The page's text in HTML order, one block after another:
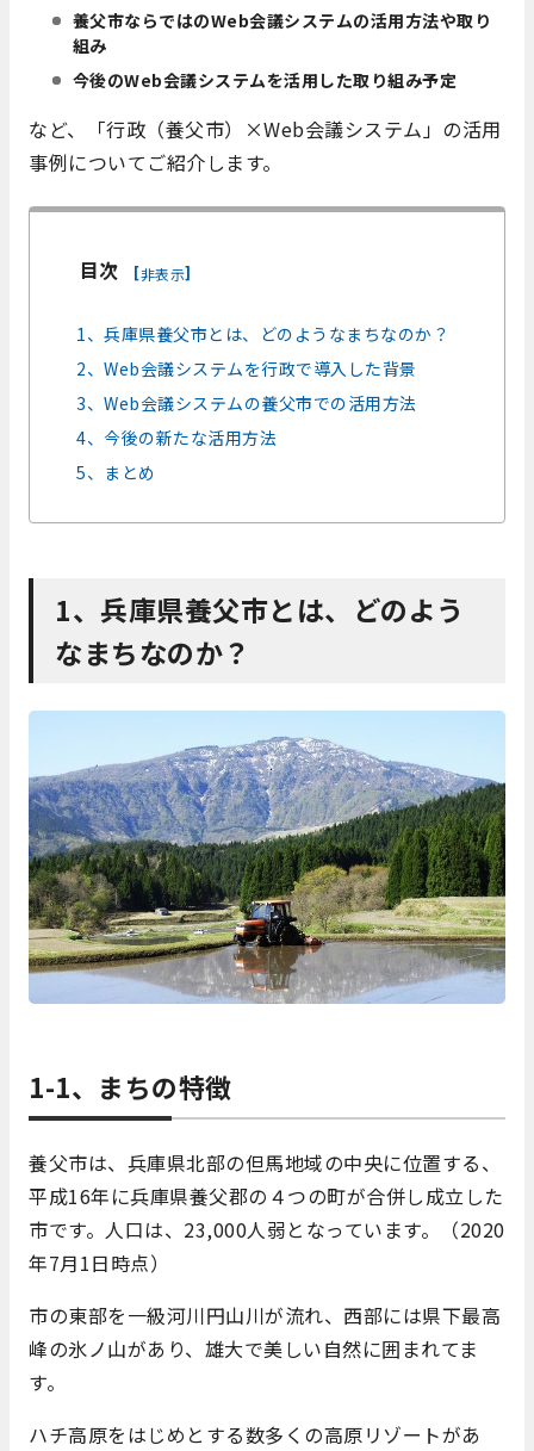
養父市ならではのWeb会議システムの活用方法や取り
組み
今後のWeb会議システムを活用した取り組み予定
など、「行政（養父市）×Web会議システム」の活用
事例についてご紹介します。
目次 [非表示]
1、兵庫県養父市とは、どのようなまちなのか？
2、Web会議システムを行政で導入した背景
3、Web会議システムの養父市での活用方法
4、今後の新たな活用方法
5、まとめ
1、兵庫県養父市とは、どのよう
なまちなのか？
1-1、まちの特徴
養父市は、兵庫県北部の但馬地域の中央に位置する、
平成16年に兵庫県養父郡の４つの町が合併し成立した
市です。人口は、23,000人弱となっています。（2020
年7月1日時点）
市の東部を一級河川円山川が流れ、西部には県下最高
峰の氷ノ山があり、雄大で美しい自然に囲まれてま
す。
ハチ高原をはじめとする数多くの高原リゾートがあ